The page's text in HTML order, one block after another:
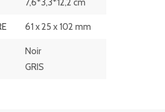
7,6*3,3*12,2 cm
61 x 25 x 102 mm
Noir
GRIS